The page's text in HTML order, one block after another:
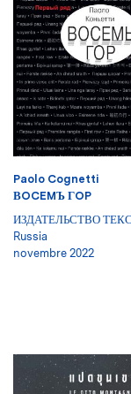
Paolo Cognetti
ВOCEMЪ ГOP
ИЗДАТЕЛЬСТВО
Russia
novembre 2022